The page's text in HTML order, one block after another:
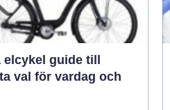
guide till
val för vardag och